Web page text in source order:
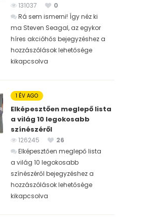
131037
0
Rá sem ismerni! Így néz ki
ma Steven Seagal, az egykor
híres akcióhős bejegyzéshez a
hozzászólások lehetősége
kikapcsolva
1 ÉV AGO
Elképesztően meglepő lista
a világ 10 legokosabb
színészéről
126245
26
Elképesztően meglepő lista
a világ 10 legokosabb
színészéről bejegyzéshez a
hozzászólások lehetősége
kikapcsolva